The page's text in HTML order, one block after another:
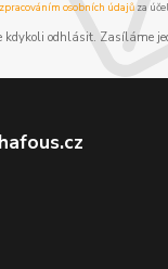
zpracováním osobních údajůza
kdykoli odhlásit. Zasíláme